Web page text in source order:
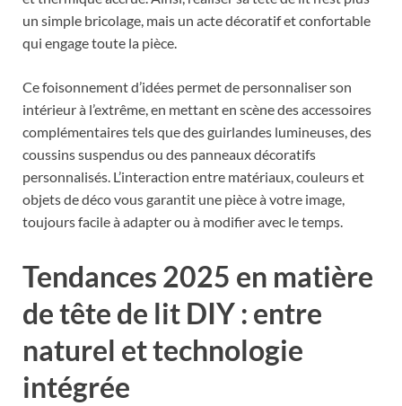
un simple bricolage, mais un acte décoratif et confortable
qui engage toute la pièce.
Ce foisonnement d’idées permet de personnaliser son
intérieur à l’extrême, en mettant en scène des accessoires
complémentaires tels que des guirlandes lumineuses, des
coussins suspendus ou des panneaux décoratifs
personnalisés. L’interaction entre matériaux, couleurs et
objets de déco vous garantit une pièce à votre image,
toujours facile à adapter ou à modifier avec le temps.
Tendances 2025 en matière
de tête de lit DIY : entre
naturel et technologie
intégrée